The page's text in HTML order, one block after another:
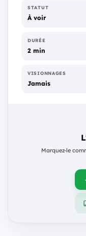
STATUT
À voir
DURÉE
2 min
VISIONNAGES
Jamais
Marquez-le